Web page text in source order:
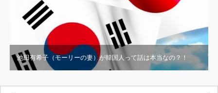
池田有希子（モーリーの妻）が韓国人って話は本当なの？！